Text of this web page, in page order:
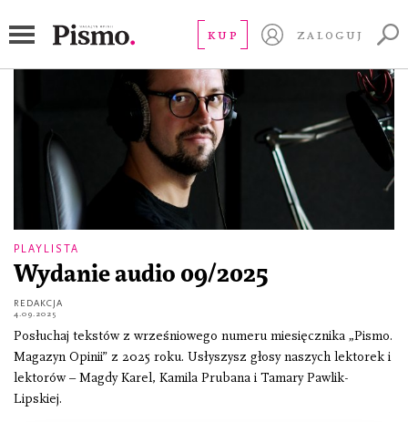
KUP ZALOGUJ
wydanie audio 09/2025
PLAYLISTA
Wydanie audio 09/2025
REDAKCJA
4.09.2025
Posłuchaj tekstów z wrześniowego numeru miesięcznika „Pismo.
Magazyn Opinii” z 2025 roku. Usłyszysz głosy naszych lektorek i
lektorów – Magdy Karel, Kamila Prubana i Tamary Pawlik-
Lipskiej.